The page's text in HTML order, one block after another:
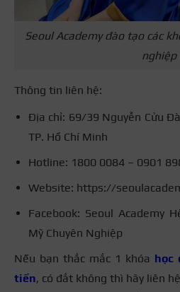
Seoul Academy đào tạo các
nghiệp
Thông tin liên hệ:
Địa chỉ: 69/39 Nguyễn Cửu
TP. Hồ Chí Minh
Hotline: 1800 0084 – 0901
Website: https://
Facebook: Seoul Academy
Mỹ Chuyên Nghiệp
Nếu bạn thắc mắc 1 khóa học
tiền, có đắt không thì hãy liên